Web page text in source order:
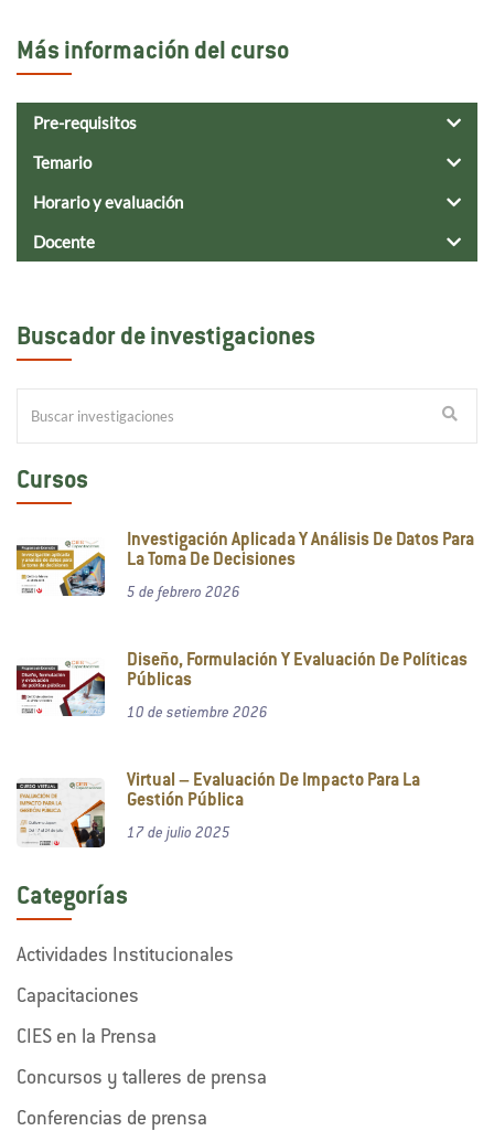
Más información del curso
Pre-requisitos
Temario
Horario y evaluación
Docente
Buscador de investigaciones
Cursos
Investigación Aplicada Y Análisis De Datos Para
La Toma De Decisiones
5 de febrero 2026
Diseño, Formulación Y Evaluación De Políticas
Públicas
10 de setiembre 2026
Virtual – Evaluación De Impacto Para La
Gestión Pública
17 de julio 2025
Categorías
Actividades Institucionales
Capacitaciones
CIES en la Prensa
Concursos y talleres de prensa
Conferencias de prensa